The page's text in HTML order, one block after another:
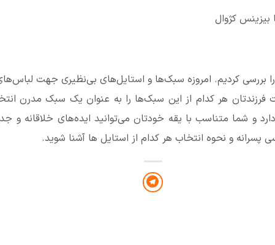
بررسی کردیم. امروزه سبک‌ها و استایل‌های بی‌نظیری جهت
فرزندتان هر کدام از این سبک‌ها را به عنوان یک سبک مدرن
و شما متناسب با یقه خودتان می‌توانید ایده‌های خلاقانه و
پسرانه و نحوه انتخاب هر کدام از استایل‌ ها آشنا شوید.